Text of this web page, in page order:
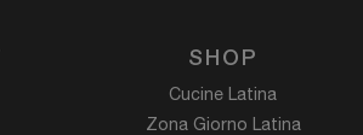
SHOP
Cucine Latina
Zona Giorno Latina